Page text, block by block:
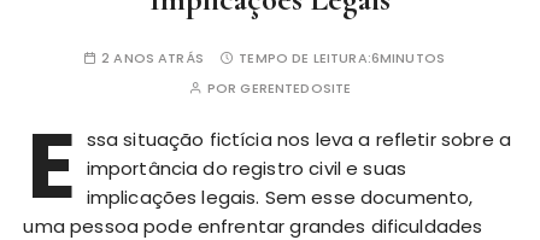
2 ANOS ATRÁS TEMPO DE LEITURA:6MINUTOS
PORGERENTEDOSITE
E ssa situação fictícia nos leva a refletir sobre a
importância do registro civil e suas
implicações legais. Sem esse documento,
uma pessoa pode enfrentar grandes dificuldades